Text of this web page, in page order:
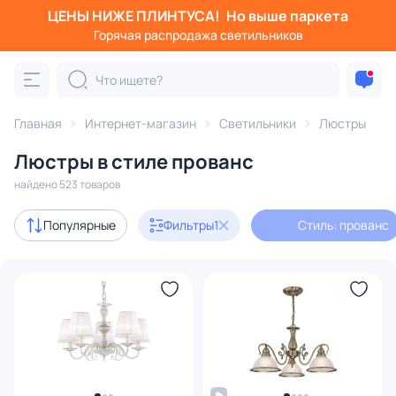
ЦЕНЫ НИЖЕ ПЛИНТУСА! Но выше паркета
Горячая распродажа светильников
Главная Интернет-магазин Светильники Люстры
Люстры в стиле прованс
найдено 523 товаров
Популярные Фильтры1 Стиль: прованс
Фильтры
Категория:
подвесные потолочные светодиодные
Акции 12
Дизайнерский свет 11
В наличии 241